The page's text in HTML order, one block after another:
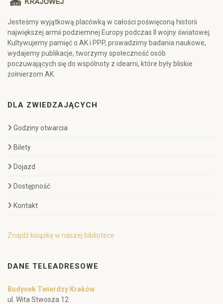
Jesteśmy wyjątkową placówką w całości poświęconą historii
największej armii podziemnej Europy podczas II wojny światowej.
Kultywujemy pamięć o AK i PPP, prowadzimy badania naukowe,
wydajemy publikacje, tworzymy społeczność osób
poczuwających się do wspólnoty z ideami, które były bliskie
żołnierzom AK.
DLA ZWIEDZAJĄCYCH
Godziny otwarcia
Bilety
Dojazd
Dostępność
Kontakt
Znajdź książkę w naszej bibliotece
DANE TELEADRESOWE
Budynek Twierdzy Kraków
ul. Wita Stwosza 12